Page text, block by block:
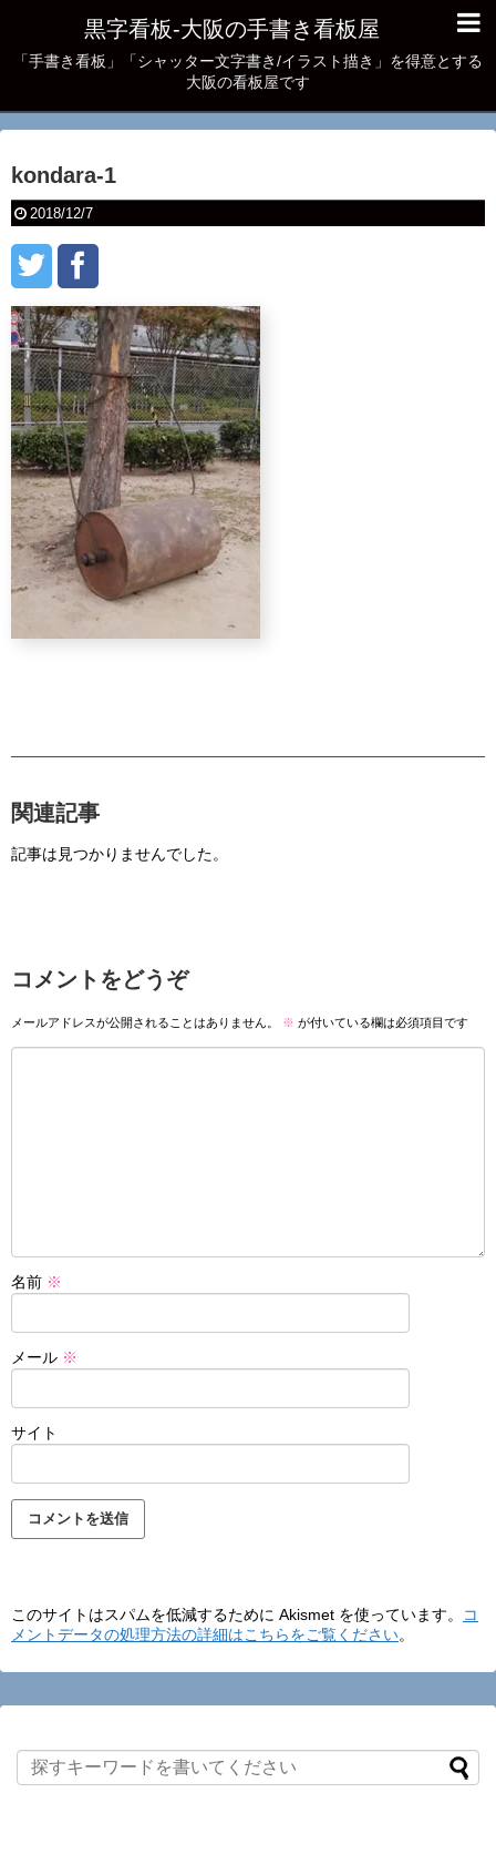
黒字看板‐大阪の手書き看板屋
「手書き看板」「シャッター文字書き/イラスト描き」を得意とする
大阪の看板屋です
kondara-1
2018/12/7
関連記事
記事は見つかりませんでした。
コメントをどうぞ
メールアドレスが公開されることはありません。 ※ が付いている欄は必須項目です
名前 ※
メール ※
サイト
このサイトはスパムを低減するために Akismet を使っています。
コ
メントデータの処理方法の詳細はこちらをご覧ください。